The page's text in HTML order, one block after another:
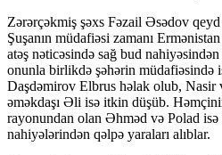
Zərərçəkmiş şəxs Fəzail Əsədov
Şuşanın müdafiəsi zamanı
atəş nəticəsində sağ bud
onunla birlikdə şəhərin
Daşdəmirov Elbrus həlak olub, Nasir
əməkdaşı Əli isə itkin düşüb.
rayonundan olan Əhməd və Polad
nahiyələrindən qəlpə yaraları alıblar.